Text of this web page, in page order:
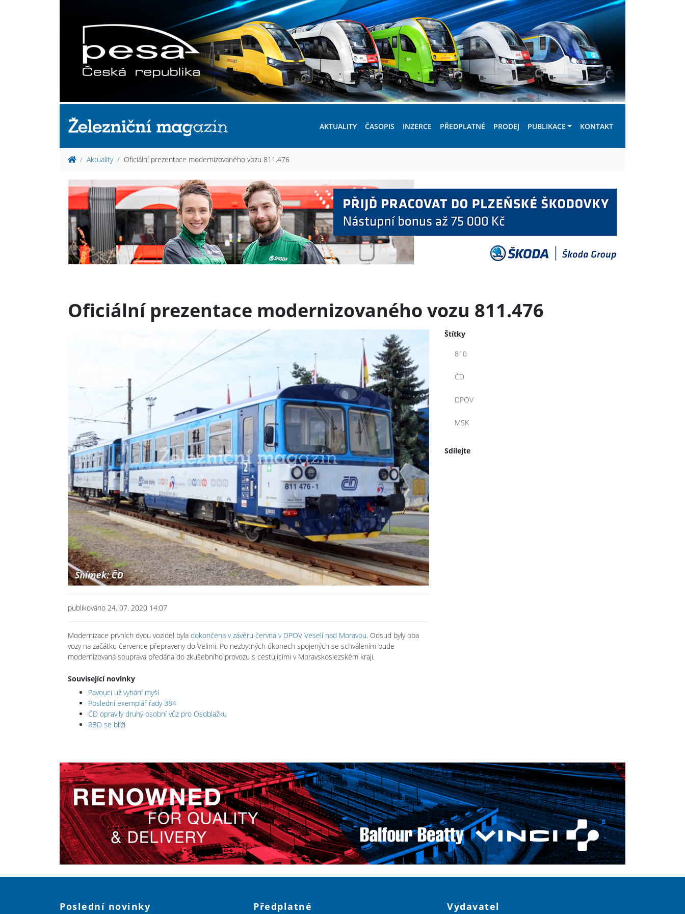
AKTUALITY ČASOPIS INZERCE PŘEDPLATNÉ PRODEJ PUBLIKACE KONTAKT
Aktuality Oficiální prezentace modernizovaného vozu 811.476
Oficiální prezentace modernizovaného vozu 811.476
publikováno 24. 07. 2020 14:07
Modernizace prvních dvou vozidel byla dokončena v závěru června v DPOV Veselí nad Moravou. Odsud byly oba
vozy na začátku července přepraveny do Velimi. Po nezbytných úkonech spojených se schválením bude
modernizovaná souprava předána do zkušebního provozu s cestujícími v Moravskoslezském kraji.
Související novinky
Pavouci už vyhání myši
Poslední exemplář řady 384
ČD opravily druhý osobní vůz pro Osoblažku
RBD se blíží
Štítky
810
ČD
DPOV
MSK
Sdílejte
Poslední novinky Předplatné Vydavatel